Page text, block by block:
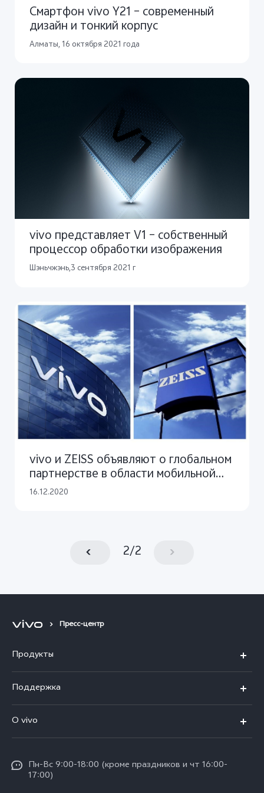
Смартфон vivo Y21 – современный
дизайн и тонкий корпус
Алматы, 16 октября 2021 года
vivo представляет V1 – собственный
процессор обработки изображения
Шэньчжэнь,3 сентября 2021 г
vivo и ZEISS объявляют о глобальном
партнерстве в области мобильной
фотографии
16.12.2020
2/2
Пресс-центр
Продукты
V30e 5G
V29 5G
Y100 4G
Поддержка
Funtouch OS
Сервисные центры
IMEI аутентификация
О vivo
Пресс-центр
Пн-Вс 9:00-18:00 (кроме праздников и чт 16:00-
17:00)